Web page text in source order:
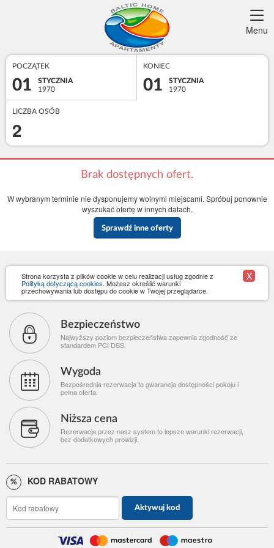
Menu
POCZĄTEK
01
STYCZNIA
1970
KONIEC
01
STYCZNIA
1970
LICZBA OSÓB
2
Brak dostępnych ofert.
W wybranym terminie nie dysponujemy wolnymi miejscami. Spróbuj ponownie
wyszukać ofertę w innych datach.
Sprawdź inne oferty
Strona korzysta z plików cookie w celu realizacji usług zgodnie z
Polityką dotyczącą cookies. Możesz określić warunki
przechowywania lub dostępu do cookie w Twojej przeglądarce.
X
Bezpieczeństwo
Najwyższy poziom bezpieczeństwa zapewnia zgodność ze
standardem PCI DSS.
Wygoda
Bezpośrednia rezerwacja to gwarancja dostępności pokoju i
pełna oferta.
Niższa cena
Rezerwacja przez nasz system to lepsze warunki rezerwacji,
bez dodatkowych prowizji.
KOD RABATOWY
Aktywuj kod